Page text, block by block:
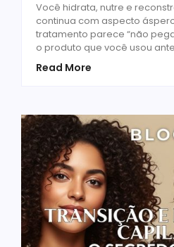
Você hidrata, nutre e
continua com aspecto
tratamento parece “não
o produto que você usou
Read More